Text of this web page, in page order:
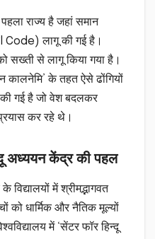
राज्य है जहां समान
Code) लागू की गई है।
सख्ती से लागू किया गया है।
कालनेमि’ के तहत ऐसे ढोंगियों
की गई है जो वेश बदलकर
कर रहे थे।
अध्ययन केंद्र की पहल
विद्यालयों में श्रीमद्भागवत
को धार्मिक और नैतिक मूल्यों
में ‘सेंटर फॉर हिन्दू